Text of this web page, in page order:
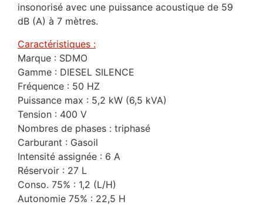
insonorisé avec une puissance acoustique de 59
dB (A) à 7 mètres.
Caractéristiques :
Marque : SDMO
Gamme : DIESEL SILENCE
Fréquence : 50 HZ
Puissance max : 5,2 kW (6,5 kVA)
Tension : 400 V
Nombres de phases : triphasé
Carburant : Gasoil
Intensité assignée : 6 A
Réservoir : 27 L
Conso. 75% : 1,2 (L/H)
Autonomie 75% : 22,5 H